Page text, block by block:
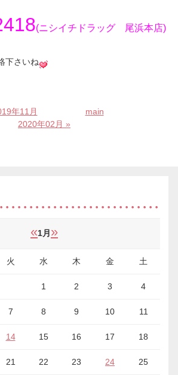
(ニシイチドラッグ 尾浜本店)
下さいね
年11月
main
2020年02月 »
«1月 »
火 水 木 金 土
1 2 3 4
7 8 9 10 11
14 15 16 17 18
21 22 23 24 25